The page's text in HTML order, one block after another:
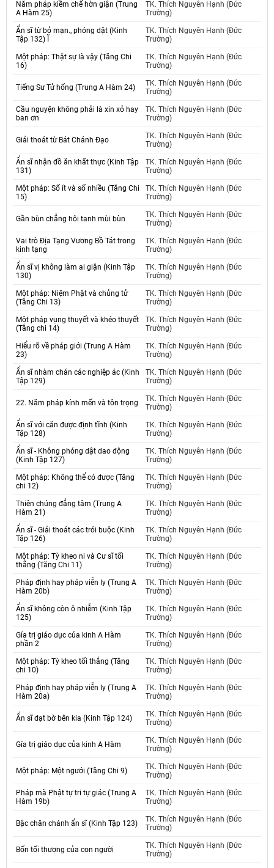
Năm pháp kiềm chế hờn giận (Trung
A Hàm 25)
TK. Thích Nguyên Hạnh (Đức
Trường)
Ẩn sĩ từ bỏ mạn., phóng dật (Kinh
Tập 132) Ĩ
TK. Thích Nguyên Hạnh (Đức
Trường)
Một pháp: Thật sự là vậy (Tăng Chi
16)
TK. Thích Nguyên Hạnh (Đức
Trường)
Tiếng Sư Tử hống (Trung A Hàm 24)
TK. Thích Nguyên Hạnh (Đức
Trường)
Cầu nguyện không phải là xin xỏ hay
ban ơn
TK. Thích Nguyên Hạnh (Đức
Trường)
Giải thoát từ Bát Chánh Đạo
TK. Thích Nguyên Hạnh (Đức
Trường)
Ẩn sĩ nhận đồ ăn khất thực (Kinh Tập
131)
TK. Thích Nguyên Hạnh (Đức
Trường)
Một pháp: Số ít và số nhiều (Tăng Chi
15)
TK. Thích Nguyên Hạnh (Đức
Trường)
Gần bùn chẳng hôi tanh mùi bùn
TK. Thích Nguyên Hạnh (Đức
Trường)
Vai trò Địa Tạng Vương Bồ Tát trong
kinh tạng
TK. Thích Nguyên Hạnh (Đức
Trường)
Ẩn sĩ vị không làm ai giận (Kinh Tập
130)
TK. Thích Nguyên Hạnh (Đức
Trường)
Một pháp: Niệm Phật và chủng tử
(Tăng Chi 13)
TK. Thích Nguyên Hạnh (Đức
Trường)
Một pháp vụng thuyết và khéo thuyết
(Tăng chi 14)
TK. Thích Nguyên Hạnh (Đức
Trường)
Hiểu rõ về pháp giới (Trung A Hàm
23)
TK. Thích Nguyên Hạnh (Đức
Trường)
Ẩn sĩ nhàm chán các nghiệp ác (Kinh
Tập 129)
TK. Thích Nguyên Hạnh (Đức
Trường)
22. Năm pháp kính mến và tôn trọng
TK. Thích Nguyên Hạnh (Đức
Trường)
Ẩn sĩ với căn được định tĩnh (Kinh
Tập 128)
TK. Thích Nguyên Hạnh (Đức
Trường)
Ẩn sĩ - Không phóng dật dao động
(Kinh Tập 127)
TK. Thích Nguyên Hạnh (Đức
Trường)
Một pháp: Không thể có được (Tăng
chi 12)
TK. Thích Nguyên Hạnh (Đức
Trường)
Thiên chúng đẳng tâm (Trung A
Hàm 21)
TK. Thích Nguyên Hạnh (Đức
Trường)
Ẩn sĩ - Giải thoát các trói buộc (Kinh
Tập 126)
TK. Thích Nguyên Hạnh (Đức
Trường)
Một pháp: Tỳ kheo ni và Cư sĩ tối
thắng (Tăng Chi 11)
TK. Thích Nguyên Hạnh (Đức
Trường)
Pháp định hay pháp viễn ly (Trung A
Hàm 20b)
TK. Thích Nguyên Hạnh (Đức
Trường)
Ẩn sĩ không còn ô nhiễm (Kinh Tập
125)
TK. Thích Nguyên Hạnh (Đức
Trường)
Gía trị giáo dục của kinh A Hàm
phần 2
TK. Thích Nguyên Hạnh (Đức
Trường)
Một pháp: Tỳ kheo tối thắng (Tăng
chi 10)
TK. Thích Nguyên Hạnh (Đức
Trường)
Pháp định hay pháp viễn ly (Trung A
Hàm 20a)
TK. Thích Nguyên Hạnh (Đức
Trường)
Ẩn sĩ đạt bờ bên kia (Kinh Tập 124)
TK. Thích Nguyên Hạnh (Đức
Trường)
Gía trị giáo dục của kinh A Hàm
TK. Thích Nguyên Hạnh (Đức
Trường)
Một pháp: Một ngưới (Tăng Chi 9)
TK. Thích Nguyên Hạnh (Đức
Trường)
Pháp mà Phật tự tri tự giác (Trung A
Hàm 19b)
TK. Thích Nguyên Hạnh (Đức
Trường)
Bậc chân chánh ẩn sĩ (Kinh Tập 123)
TK. Thích Nguyên Hạnh (Đức
Trường)
Bốn tối thượng của con người
TK. Thích Nguyên Hạnh (Đức
Trường)